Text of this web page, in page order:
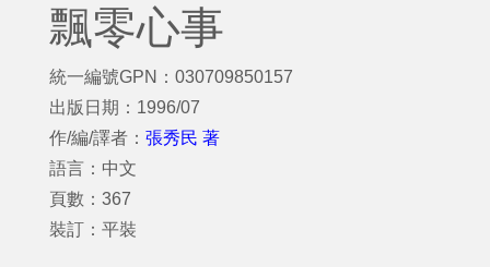
飄零心事
統一編號GPN：030709850157
出版日期：1996/07
作/編/譯者： 張秀民 著
語言：中文
頁數：367
裝訂：平裝